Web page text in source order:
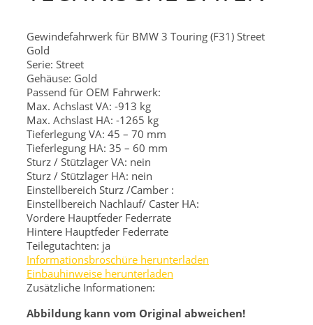
Gewindefahrwerk für BMW 3 Touring (F31) Street
Gold
Serie: Street
Gehäuse: Gold
Passend für OEM Fahrwerk:
Max. Achslast VA: -913 kg
Max. Achslast HA: -1265 kg
Tieferlegung VA: 45 – 70 mm
Tieferlegung HA: 35 – 60 mm
Sturz / Stützlager VA: nein
Sturz / Stützlager HA: nein
Einstellbereich Sturz /Camber :
Einstellbereich Nachlauf/ Caster HA:
Vordere Hauptfeder Federrate
Hintere Hauptfeder Federrate
Teilegutachten: ja
Informationsbroschüre herunterladen
Einbauhinweise herunterladen
Zusätzliche Informationen:
Abbildung kann vom Original abweichen!